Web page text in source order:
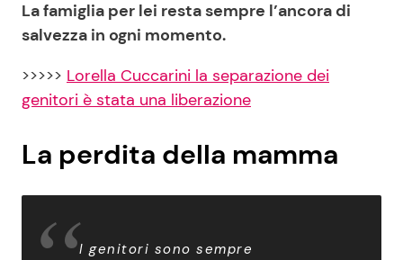
La famiglia per lei resta sempre l’ancora di
salvezza in ogni momento.
>>>>> Lorella Cuccarini la separazione dei
genitori è stata una liberazione
La perdita della mamma
I genitori sono sempre